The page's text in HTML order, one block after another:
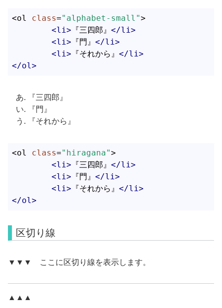
<ol class="alphabet-small">
<li> 『三四郎』 </li>
<li> 『門』 </li>
<li> 『それから』 </li>
</ol>
『三四郎』
『門』
『それから』
<ol class="hiragana">
<li> 『三四郎』 </li>
<li> 『門』 </li>
<li> 『それから』 </li>
</ol>
区切り線
▼▼▼ ここに区切り線を表示します。
▲▲▲